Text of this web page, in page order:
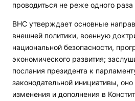
проводиться не реже одного раза
ВНС утверждает основные
внешней политики, военную
национальной безопасности,
экономического развития;
послания президента к
законодательной инициативы,
изменения и дополнения в